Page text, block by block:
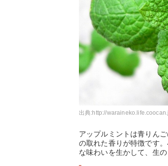
出典:http://
アップルミントは青りん
の取れた香りが特徴です
な味わいを生かして、生